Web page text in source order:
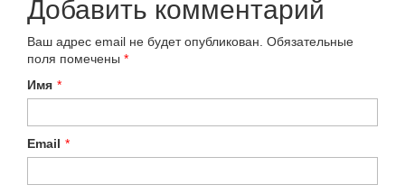
Добавить комментарий
Ваш адрес email не будет опубликован. Обязательные
поля помечены *
Имя *
Email *